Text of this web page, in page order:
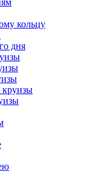
кольцу
дня
круизы